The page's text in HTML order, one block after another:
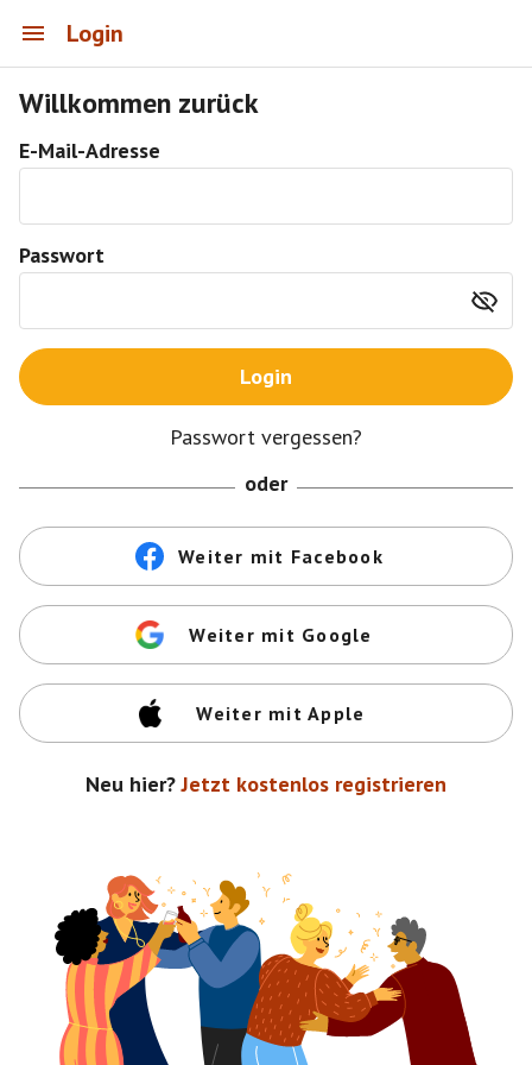
Login
Willkommen zurück
E-Mail-Adresse
Passwort
Login
Passwort vergessen?
oder
Weiter mit Facebook
Weiter mit Google
Weiter mit Apple
Neu hier? Jetzt kostenlos registrieren